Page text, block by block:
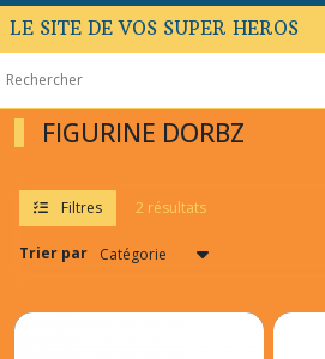
LE SITE DE VOS SUPER HEROS
FIGURINE DORBZ
Filtres 2 résultats
Trier par
(2)
Afficher
les